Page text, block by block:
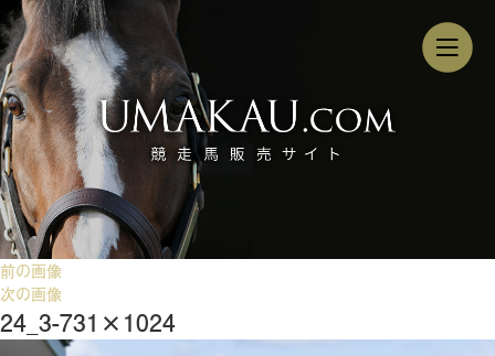
前の画像
次の画像
24_3-731×1024